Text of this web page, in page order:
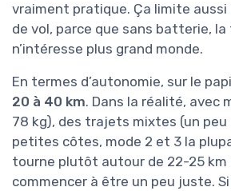
vraiment pratique. Ça limite aussi
de vol, parce que sans batterie,
n’intéresse plus grand monde.
En termes d’autonomie, sur le
20 à 40 km. Dans la réalité, avec
78 kg), des trajets mixtes (un peu
petites côtes, mode 2 et 3 la
tourne plutôt autour de 22-25 km
commencer à être un peu juste.